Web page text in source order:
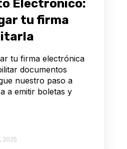
Electrónico:
tu firma
tu firma electrónica
documentos
nuestro paso a
a emitir boletas y
2025